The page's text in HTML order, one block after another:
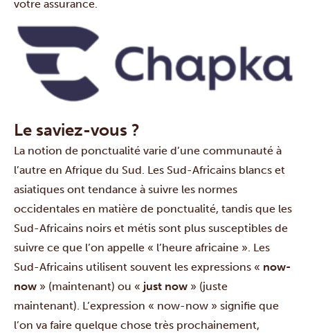
votre assurance.
Le saviez-vous ?
La notion de ponctualité varie d’une communauté à
l’autre en Afrique du Sud. Les Sud-Africains blancs et
asiatiques ont tendance à suivre les normes
occidentales en matière de ponctualité, tandis que les
Sud-Africains noirs et métis sont plus susceptibles de
suivre ce que l’on appelle « l’heure africaine ». Les
Sud-Africains utilisent souvent les expressions « now-
now » (maintenant) ou « just now » (juste
maintenant). L’expression « now-now » signifie que
l’on va faire quelque chose très prochainement,